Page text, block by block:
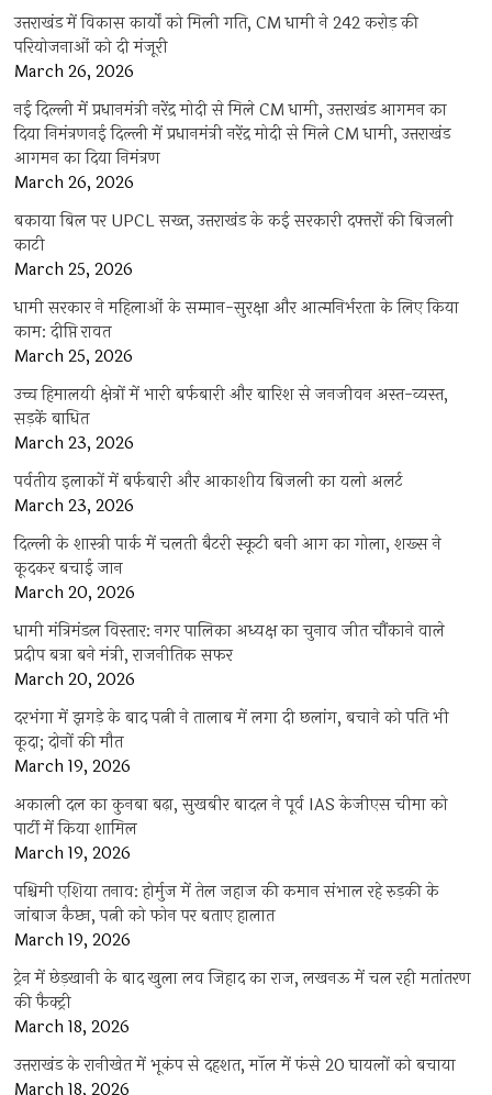
उत्तराखंड में विकास कार्यों को मिली गति, CM धामी ने 242 करोड़ की
परियोजनाओं को दी मंजूरी
March 26, 2026
नई दिल्ली में प्रधानमंत्री नरेंद्र मोदी से मिले CM धामी, उत्तराखंड आगमन का
दिया निमंत्रणनई दिल्ली में प्रधानमंत्री नरेंद्र मोदी से मिले CM धामी, उत्तराखंड
आगमन का दिया निमंत्रण
March 26, 2026
बकाया बिल पर UPCL सख्त, उत्तराखंड के कई सरकारी दफ्तरों की बिजली
काटी
March 25, 2026
धामी सरकार ने महिलाओं के सम्मान-सुरक्षा और आत्मनिर्भरता के लिए किया
काम: दीप्ति रावत
March 25, 2026
उच्च हिमालयी क्षेत्रों में भारी बर्फबारी और बारिश से जनजीवन अस्त-व्यस्त,
सड़कें बाधित
March 23, 2026
पर्वतीय इलाकों में बर्फबारी और आकाशीय बिजली का यलो अलर्ट
March 23, 2026
दिल्ली के शास्त्री पार्क में चलती बैटरी स्कूटी बनी आग का गोला, शख्स ने
कूदकर बचाई जान
March 20, 2026
धामी मंत्रिमंडल विस्तार: नगर पालिका अध्यक्ष का चुनाव जीत चौंकाने वाले
प्रदीप बत्रा बने मंत्री, राजनीतिक सफर
March 20, 2026
दरभंगा में झगड़े के बाद पत्नी ने तालाब में लगा दी छलांग, बचाने को पति भी
कूदा; दोनों की मौत
March 19, 2026
अकाली दल का कुनबा बढ़ा, सुखबीर बादल ने पूर्व IAS केजीएस चीमा को
पार्टी में किया शामिल
March 19, 2026
पश्चिमी एशिया तनाव: होर्मुज में तेल जहाज की कमान संभाल रहे रुड़की के
जांबाज कैप्टन, पत्नी को फोन पर बताए हालात
March 19, 2026
ट्रेन में छेड़खानी के बाद खुला लव जिहाद का राज, लखनऊ में चल रही मतांतरण
की फैक्ट्री
March 18, 2026
उत्तराखंड के रानीखेत में भूकंप से दहशत, मॉल में फंसे 20 घायलों को बचाया